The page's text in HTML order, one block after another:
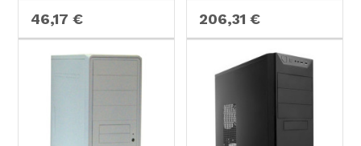
46,17 € 206,31 €